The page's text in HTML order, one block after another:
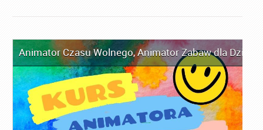
Animator Czasu Wolnego,Animator Zabaw dla Dzieci